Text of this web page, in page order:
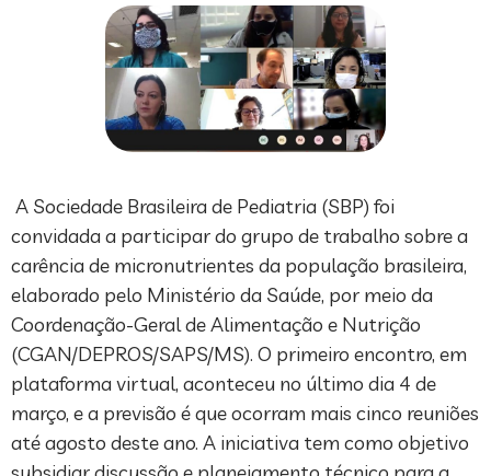
A Sociedade Brasileira de Pediatria (SBP) foi
convidada a participar do grupo de trabalho sobre a
carência de micronutrientes da população brasileira,
elaborado pelo Ministério da Saúde, por meio da
Coordenação-Geral de Alimentação e Nutrição
(CGAN/DEPROS/SAPS/MS). O primeiro encontro, em
plataforma virtual, aconteceu no último dia 4 de
março, e a previsão é que ocorram mais cinco reuniões
até agosto deste ano. A iniciativa tem como objetivo